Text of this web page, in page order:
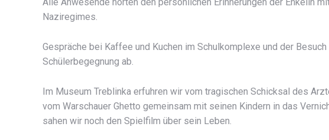
Naziregimes.
Gespräche bei Kaffee und Kuchen im Schulkomplexe und der
Schülerbegegnung ab.
Im Museum Treblinka erfuhren wir vom tragischen Schicksal des
vom Warschauer Ghetto gemeinsam mit seinen Kindern in das
sahen wir noch den Spielfilm über sein Leben.